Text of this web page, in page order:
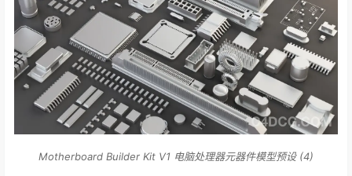
Motherboard Builder Kit V1 电脑处理器元器件模型预设 (4)